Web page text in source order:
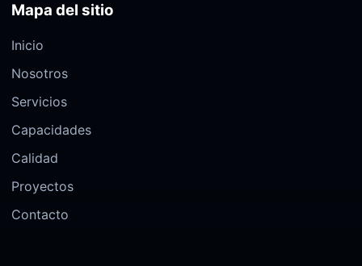
Mapa del sitio
Inicio
Nosotros
Servicios
Capacidades
Calidad
Proyectos
Contacto